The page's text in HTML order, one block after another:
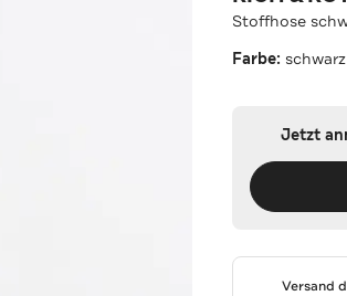
Stoffhose
Farbe: schwarz
Jetzt
Versand